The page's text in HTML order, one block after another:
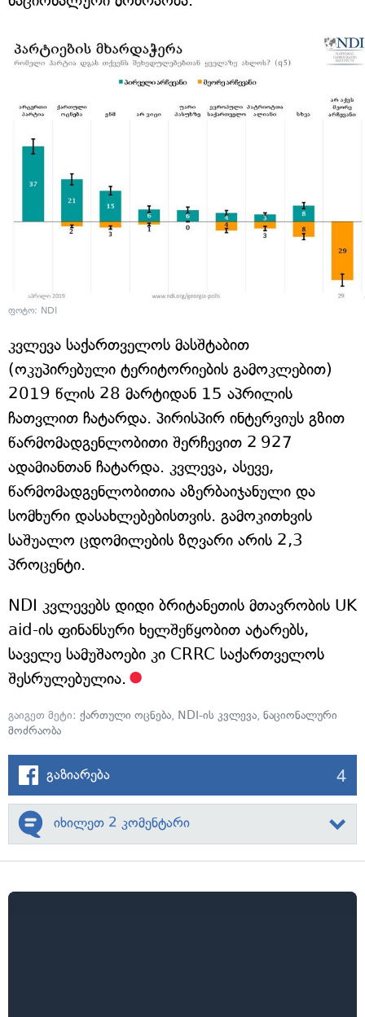
ფოტო: NDI
კვლევა საქართველოს მასშტაბით
(ოკუპირებული ტერიტორიების გამოკლებით)
2019 წლის 28 მარტიდან 15 აპრილის
ჩათვლით ჩატარდა. პირისპირ ინტერვიუს გზით
წარმომადგენლობითი შერჩევით 2 927
ადამიანთან ჩატარდა. კვლევა, ასევე,
წარმომადგენლობითია აზერბაიჯანული და
სომხური დასახლებებისთვის. გამოკითხვის
საშუალო ცდომილების ზღვარი არის 2,3
პროცენტი.
NDI კვლევებს დიდი ბრიტანეთის მთავრობის UK
aid-ის ფინანსური ხელშეწყობით ატარებს,
საველე სამუშაოები კი CRRC საქართველოს
შესრულებულია.
გაიგეთ მეტი: ქართული ოცნება, NDI-ის კვლევა, ნაციონალური
მოძრაობა
გაზიარება 4
იხილეთ 2 კომენტარი